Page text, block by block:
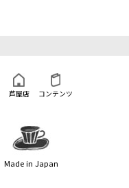
芦屋店 コンテンツ
Made in Japan